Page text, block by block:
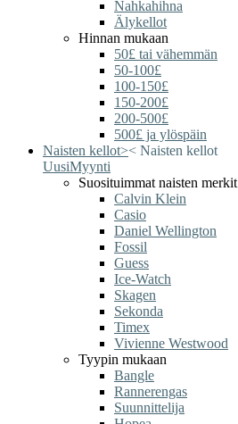
Nahkahihna
Älykellot
Hinnan mukaan
50£ tai vähemmän
50-100£
100-150£
150-200£
200-500£
500£ ja ylöspäin
Naisten kellot>< Naisten kellot
UusiMyynti
Suosituimmat naisten merkit
Calvin Klein
Casio
Daniel Wellington
Fossil
Guess
Ice-Watch
Skagen
Sekonda
Timex
Vivienne Westwood
Tyypin mukaan
Bangle
Rannerengas
Suunnittelija